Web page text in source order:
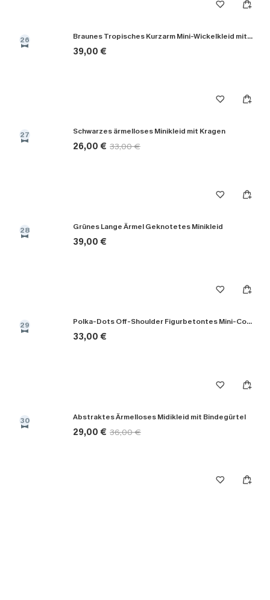
26 Braunes Tropisches Kurzarm Mini-Wickelkleid mit Taillengürtel
39,00 €
27 Schwarzes ärmelloses Minikleid mit Kragen
26,00 € 33,00 €
28 Grünes Lange Ärmel Geknotetes Minikleid
39,00 €
29 Polka-Dots Off-Shoulder Figurbetontes Mini-Cocktailkleid
33,00 €
30 Abstraktes Ärmelloses Midikleid mit Bindegürtel
29,00 € 36,00 €